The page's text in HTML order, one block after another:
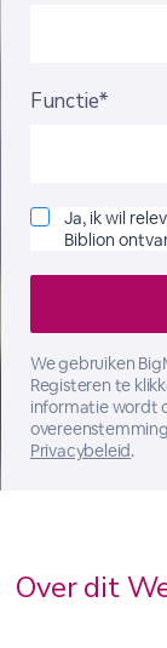
Functie*
Ja, ik wil
Biblion
We gebruiken
Registeren te
informatie wordt
Privacybeleid.
Over dit